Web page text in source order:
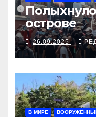
острове
26.09.2025
В МИРЕ